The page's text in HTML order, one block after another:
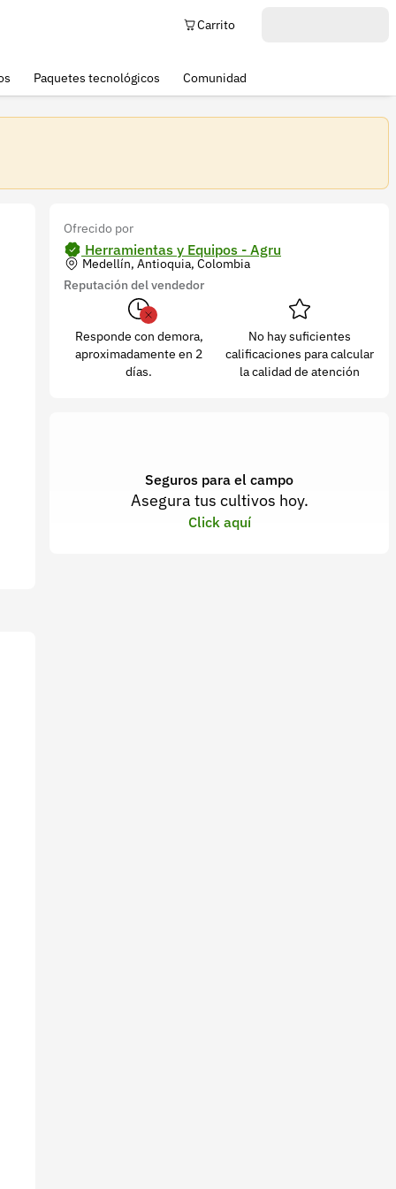
Carrito
Paquetes tecnológicos Comunidad
Ofrecido por
Herramientas y Equipos - Agru
Medellín, Antioquia, Colombia
Reputación del vendedor
Responde con demora,
aproximadamente en 2
días.
No hay suficientes
calificaciones para calcular
la calidad de atención
Seguros para el campo
Asegura tus cultivos hoy.
Click aquí